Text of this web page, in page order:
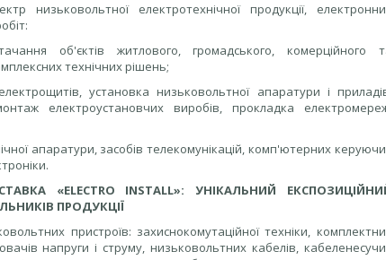
низьковольтної електротехнічної продукції,
об'єктів житлового, громадського, комерційного
технічних рішень;
установка низьковольтної апаратури і
електроустановчих виробів, прокладка
апаратури, засобів телекомунікацій, комп'ютерних
«ELECTRO INSTALL»: УНІКАЛЬНИЙ
ПРОДУКЦІЇ
пристроїв: захиснокомутаційної техніки,
напруги і струму, низьковольтних кабелів,